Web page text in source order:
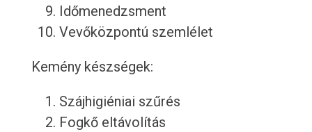
Időmenedzsment
Vevőközpontú szemlélet
Kemény készségek:
Szájhigiéniai szűrés
Fogkő eltávolítás